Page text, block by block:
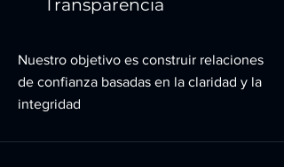
Transparencia
Nuestro objetivo es construir relaciones
de confianza basadas en la claridad y la
integridad